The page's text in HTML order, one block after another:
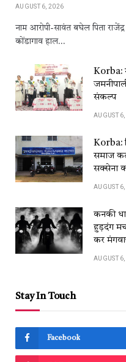
AUGUST 6, 2026
नाम आरोपी-सावंत बघेल पिता
कोंडागाव हाल…
Korba:
संकल्प
AUGUST
Korba:
समाज
सक्सेना
AUGUST
कनकी
हुड़दंग
कर
AUGUST
Stay In Touch
Facebook